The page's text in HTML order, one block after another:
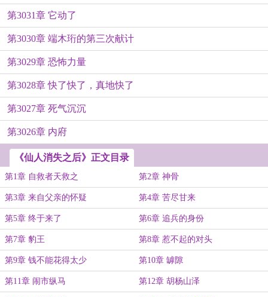
第3031章 它动了
第3030章 端木珩的第三次献计
第3029章 恐怖力量
第3028章 快了快了，真地快了
第3027章 死气沉沉
第3026章 内府
《仙人消失之后》正文目录
第1章 自救者天救之 第2章 神骨
第3章 来自父亲的怀疑 第4章 苦尽甘来
第5章 终于来了 第6章 追兵的身份
第7章 豹王 第8章 惹不起的对头
第9章 钱不能花得太少 第10章 罅隙
第11章 闹市纵马 第12章 胡杨山泽